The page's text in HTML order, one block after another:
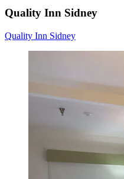
Quality Inn Sidney
Quality Inn Sidney